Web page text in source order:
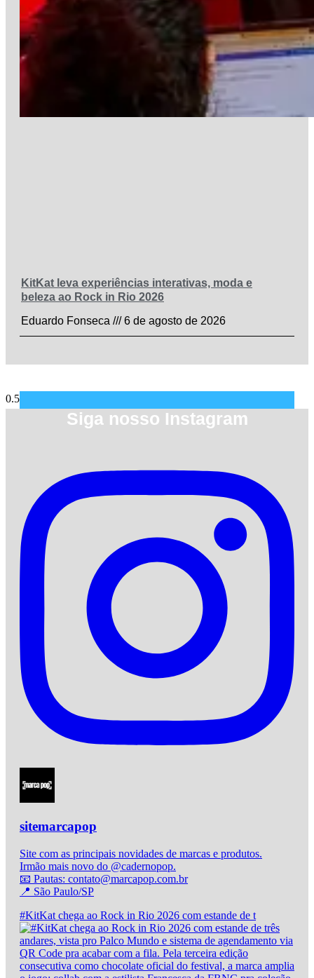
KitKat leva experiências interativas, moda e
beleza ao Rock in Rio 2026
Eduardo Fonseca
6 de agosto de 2026
Siga nosso Instagram
sitemarcapop
Site com as principais novidades de marcas e produtos.
Irmão mais novo do @cadernopop.
📧 Pautas: contato@marcapop.com.br
📍 São Paulo/SP
#KitKat chega ao Rock in Rio 2026 com estande de t